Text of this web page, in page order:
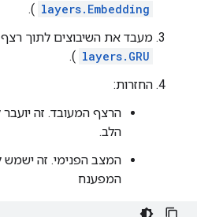
layers.Embedding
).
מעבד את השיבוצים לתוך
layers.GRU
).
החזרות:
הרצף המעובד. זה
הלב.
המצב הפנימי. זה ישמש
המפענח